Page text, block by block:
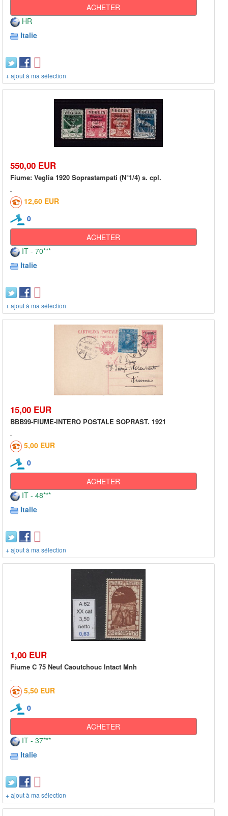
ACHETER
HR
Italie
+ ajout à ma sélection
550,00 EUR
Fiume: Veglia 1920 Soprastampati (N°1/4) s. cpl.
12,60 EUR
0
ACHETER
IT - 70***
Italie
+ ajout à ma sélection
15,00 EUR
BBB99-FIUME-INTERO POSTALE SOPRAST. 1921
5,00 EUR
0
ACHETER
IT - 48***
Italie
+ ajout à ma sélection
1,00 EUR
Fiume C 75 Neuf Caoutchouc Intact Mnh
5,50 EUR
0
ACHETER
IT - 37***
Italie
+ ajout à ma sélection